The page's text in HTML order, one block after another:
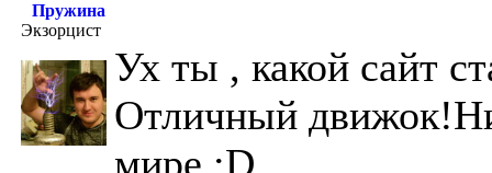
Пружина
Экзорцист
Ух ты , какой сайт
Отличный
мире :D